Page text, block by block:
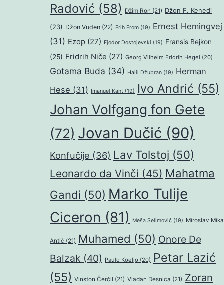
Radović (58) Džim Ron (21) Džon F. Kenedi
(23) Džon Vuden (22) Erih From (19) Ernest Hemingvej
(31) Ezop (27) Fjodor Dostojevski (19) Fransis Bejkon
(25) Fridrih Niče (27) Georg Vilhelm Fridrih Hegel (20)
Gotama Buda (34) Halil Džubran (19) Herman
Hese (31) Imanuel Kant (19) Ivo Andrić (55)
Johan Volfgang fon Gete
(72) Jovan Dučić (90)
Konfučije (36) Lav Tolstoj (50)
Leonardo da Vinči (45) Mahatma
Gandi (50) Marko Tulije
Ciceron (81) Meša Selimović (19) Miroslav Mika
Antić (21) Muhamed (50) Onore De
Balzak (40) Paulo Koeljo (20) Petar Lazić
(55) Vinston Čerčil (21) Vladan Desnica (21) Zoran